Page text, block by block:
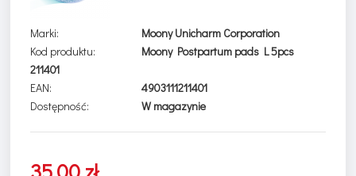
Marki:
Moony Unicharm Corporation
Kod produktu:
Moony Postpartum pads L 5pcs
211401
EAN:
4903111211401
Dostępność:
W magazynie